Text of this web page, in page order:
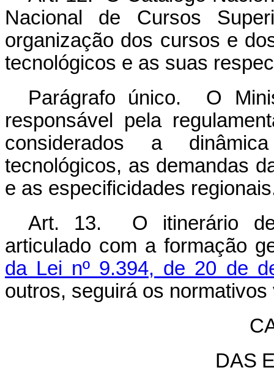
Nacional de Cursos
organização dos cursos e
tecnológicos e as suas
Parágrafo único. O
responsável pela
considerados a
tecnológicos, as demandas
e as especificidades
Art. 13. O itinerário de
articulado com a formação
da Lei nº 9.394, de 20 de
outros, seguirá os
DAS